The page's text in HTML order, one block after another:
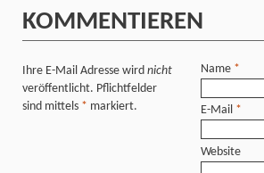
KOMMENTIEREN
Ihre E-Mail Adresse wird nicht
veröffentlicht. Pflichtfelder
sind mittels * markiert.
Name *
E-Mail *
Website